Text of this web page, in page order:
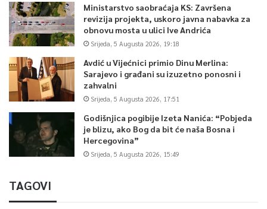
Ministarstvo saobraćaja KS: Završena
revizija projekta, uskoro javna nabavka za
obnovu mosta u ulici Ive Andrića
Srijeda, 5 Augusta 2026, 19:18
Avdić u Vijećnici primio Dinu Merlina:
Sarajevo i građani su izuzetno ponosni i
zahvalni
Srijeda, 5 Augusta 2026, 17:51
Godišnjica pogibije Izeta Nanića: “Pobjeda
je blizu, ako Bog da bit će naša Bosna i
Hercegovina”
Srijeda, 5 Augusta 2026, 15:49
TAGOVI